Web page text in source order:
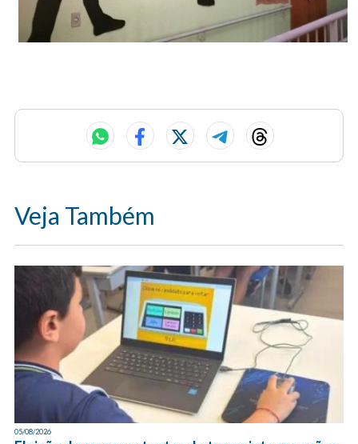
Veja Também
05/08/2026